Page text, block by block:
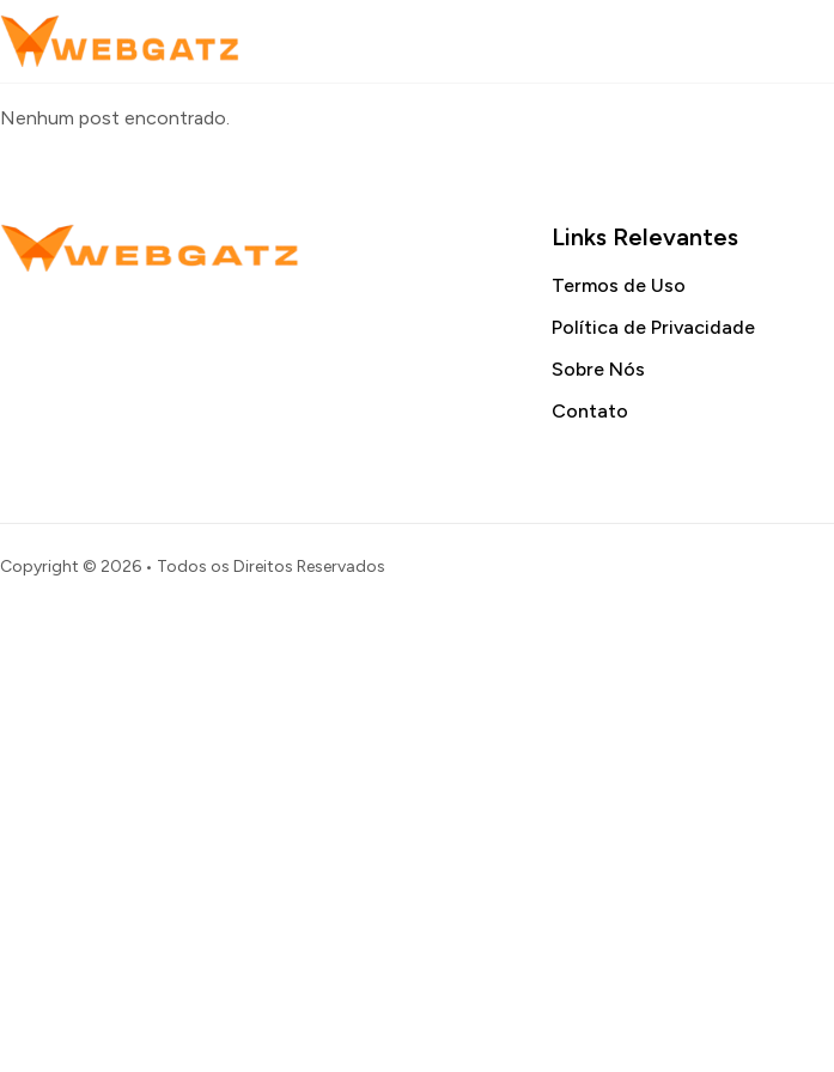
Nenhum post encontrado.
Links Relevantes
Termos de Uso
Política de Privacidade
Sobre Nós
Contato
Copyright © 2026 • Todos os Direitos Reservados